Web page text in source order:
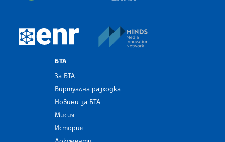
European Newsroom
БТА
За БТА
Виртуална разходка
Новини за БТА
Мисия
История